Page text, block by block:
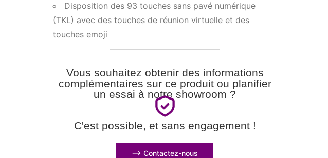
Disposition des 93 touches sans pavé numérique
(TKL) avec des touches de réunion virtuelle et des
touches emoji
Vous souhaitez obtenir des informations
complémentaires sur ce produit ou planifier
un essai à notre showroom ?
C'est possible, et sans engagement !
⟶ Contactez-nous